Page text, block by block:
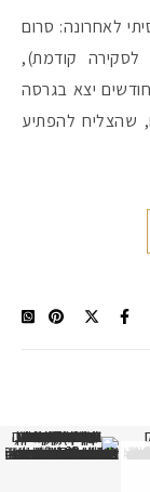
לסקירה קודמת),
יצא בגרסה
שהצליח להפתיע